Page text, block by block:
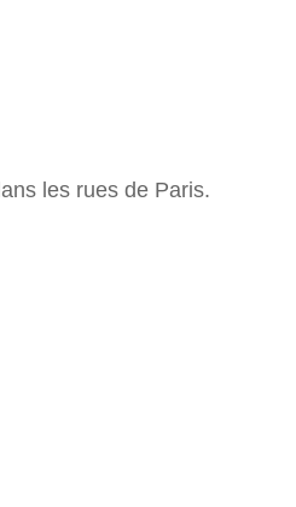
les rues de Paris.